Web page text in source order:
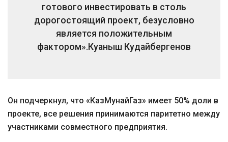
готового инвестировать в столь
дорогостоящий проект, безусловно
является положительным
фактором». Куаныш Кудайбергенов
Он подчеркнул, что «КазМунайГаз» имеет 50% доли в
проекте, все решения принимаются паритетно между
участниками совместного предприятия.